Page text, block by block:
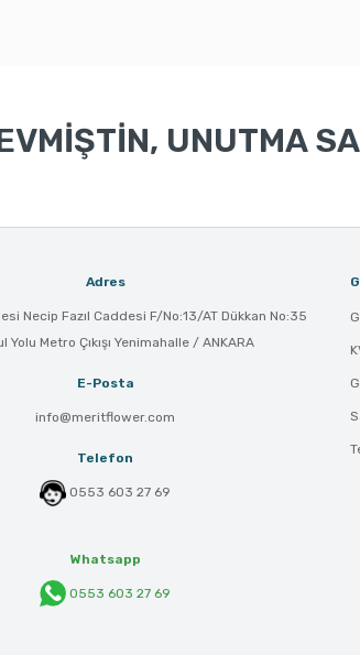
UNUTMA
Adres
Necip Fazıl Caddesi F/No:13/AT Dükkan No:35
Yolu Metro Çıkışı Yenimahalle / ANKARA
E-Posta
info@meritflower.com
Telefon
0553 603 27 69
Whatsapp
0553 603 27 69